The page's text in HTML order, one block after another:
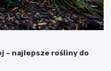
– najlepsze rośliny do